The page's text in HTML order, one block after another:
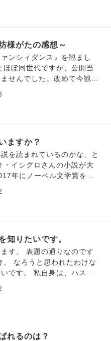
逆に教えてほしい』のよう
ろ覚えですが、 『感じて
とだと思っている。地獄も
き続けているということで
も生きている今に全て在
様がたの感想～
ンシィダンス』を観まし
ぼ同世代ですが、公開当
せんでした。改めて今観る
で、「もっと早く観ておけ
時のバブル時代の雰囲気も
あり得ない」 「自分の時
こんな失敗をやらかし
。
ますか？
を読まれているのかな、と
年にノーベル文学賞を受
たのですが父親の仕事の関
、20代のときにイギリス国
of Hills, 1982） 戦後長崎
本人主人公 ②『浮世の画
World, 1986） 戦中にプ
貴族の過ちを老執事が語
主人公 ⑥『わたしを離さ
知りたいです。
なのです
なろうと思われたわけな
身は、ハスノ
がありますが、 お恥ずか
り越えられる自信が全くあ
れるのは？